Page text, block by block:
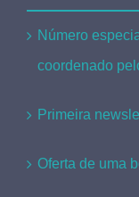
Número
coordenado
Primeira
Oferta de uma